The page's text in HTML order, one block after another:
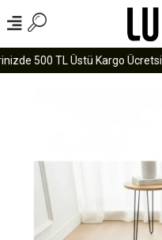
500 TL Üstü Kargo Ücretsiz!